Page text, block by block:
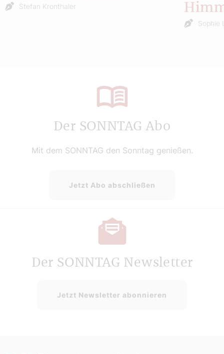
Stefan Kronthaler
Sophie
Der SONNTAG Abo
Mit dem SONNTAG den Sonntag genießen.
Jetzt Abo abschließen
Der SONNTAG Newsletter
Jetzt Newsletter abonnieren